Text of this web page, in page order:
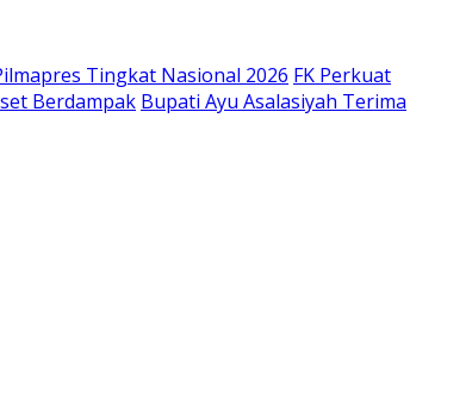
Tingkat Nasional 2026 FK Perkuat
Berdampak Bupati Ayu Asalasiyah Terima